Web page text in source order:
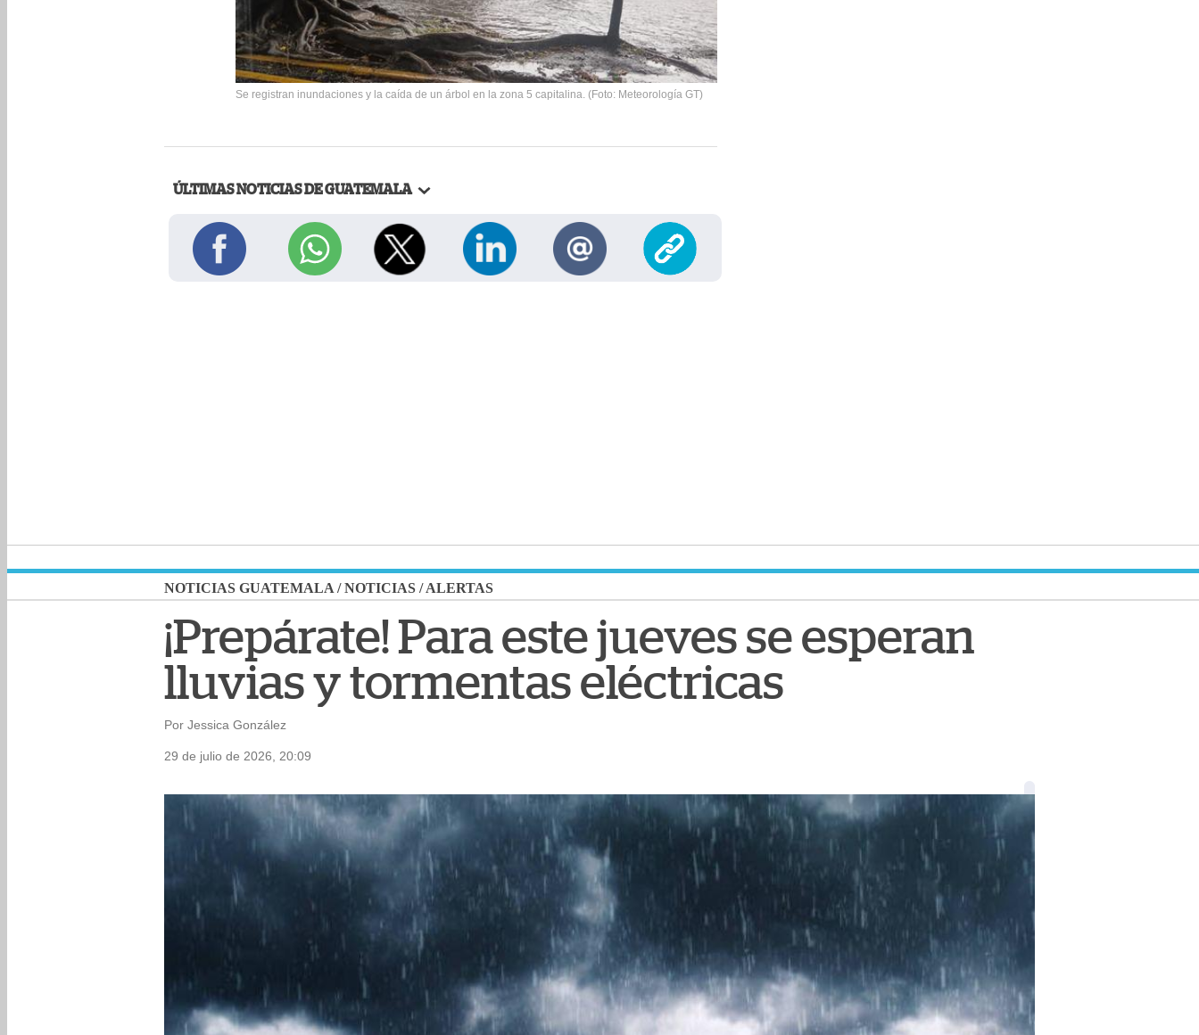
Se registran inundaciones y la caída de un árbol en la zona 5 capitalina. (Foto: Meteorología GT)
ÚLTIMAS NOTICIAS DE GUATEMALA
NOTICIAS GUATEMALA /NOTICIAS /ALERTAS
¡Prepárate! Para este jueves se esperan
lluvias y tormentas eléctricas
Por Jessica González
29 de julio de 2026, 20:09